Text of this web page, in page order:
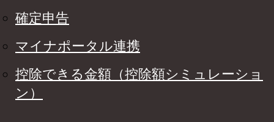
確定申告
マイナポータル連携
控除できる金額（控除額シミュレーショ
ン）